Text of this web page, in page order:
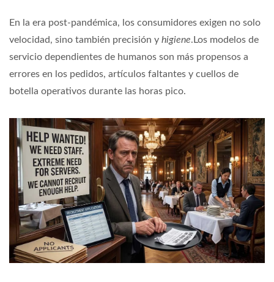
En la era post-pandémica, los consumidores exigen no solo
velocidad, sino también precisión y higiene.Los modelos de
servicio dependientes de humanos son más propensos a
errores en los pedidos, artículos faltantes y cuellos de
botella operativos durante las horas pico.